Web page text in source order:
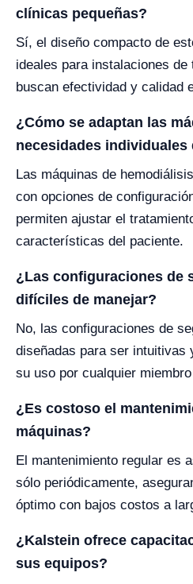
clínicas pequeñas?
Sí, el diseño compacto de
ideales para instalaciones de
buscan efectividad y calidad
¿Cómo se adaptan las
necesidades individuales
Las máquinas de
con opciones de
permiten ajustar el
características del paciente.
¿Las configuraciones de
difíciles de manejar?
No, las configuraciones de
diseñadas para ser intuitivas
su uso por cualquier
¿Es costoso el
máquinas?
El mantenimiento regular es
sólo periódicamente,
óptimo con bajos costos a
¿Kalstein ofrece
sus equipos?